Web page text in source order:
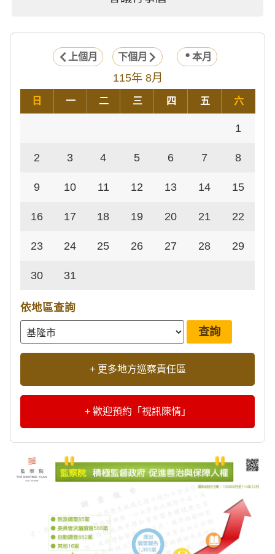
上個月 下個月 本月
115年 8月
日 一 二 三 四 五 六
1
2 3 4 5 6 7 8
9 10 11 12 13 14 15
16 17 18 19 20 21 22
23 24 25 26 27 28 29
30 31
依地區查詢
+ 更多地方巡察責任區
+ 歡迎預約「視訊陳情」